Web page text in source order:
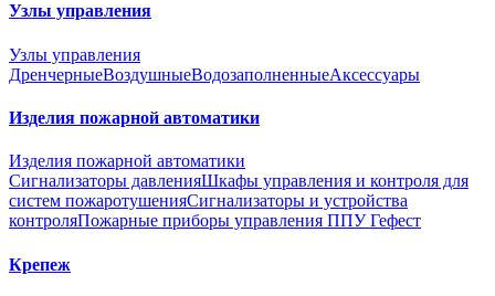
Узлы управления
Узлы управления
ДренчерныеВоздушныеВодозаполненныеАксессуары
Изделия пожарной автоматики
Изделия пожарной автоматики
Сигнализаторы давленияШкафы управления и контроля для
систем пожаротушенияСигнализаторы и устройства
контроляПожарные приборы управления ППУ Гефест
Крепеж